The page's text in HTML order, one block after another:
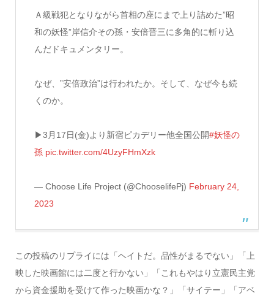
Ａ級戦犯となりながら首相の座にまで上り詰めた”昭
和の妖怪”岸信介その孫・安倍晋三に多角的に斬り込
んだドキュメンタリー。
なぜ、”安倍政治”は行われたか。そして、なぜ今も続
くのか。
▶︎3月17日(金)より新宿ピカデリー他全国公開#妖怪の
孫 pic.twitter.com/4UzyFHmXzk
— Choose Life Project (@ChooselifePj) February 24,
2023
この投稿のリプライには「ヘイトだ。品性がまるでない」「上
映した映画館には二度と行かない」「これもやはり立憲民主党
から資金援助を受けて作った映画かな？」「サイテー」「アベ